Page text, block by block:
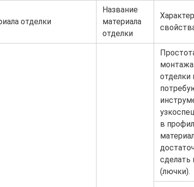
отделки
Название
материала
отделки
отделки
в
сделать
(лючки).